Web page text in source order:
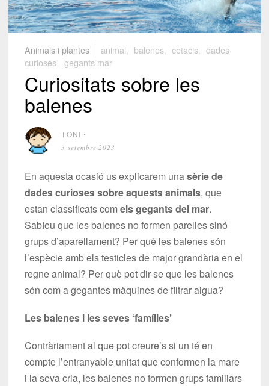
Animals i plantes animal balenes cetacis
dades
curioses
gegants mar
Curiositats sobre les
balenes
TONI ⋅
3 setembre 2023
En aquesta ocasió us explicarem unasèrie de
dades curioses sobre aquests animals, que
estan classificats comels gegants del mar.
Sabíeu que les balenes no formen parelles sinó
grups d’aparellament? Per què les balenes són
l’espècie amb els testicles de major grandària en el
regne animal? Per què pot dir-se que les balenes
són com a gegantes màquines de filtrar aigua?
Les balenes i les seves ‘famílies’
Contràriament al que pot creure’s si un té en
compte l’entranyable unitat que conformen la mare
i la seva cria, les balenes no formen grups familiars